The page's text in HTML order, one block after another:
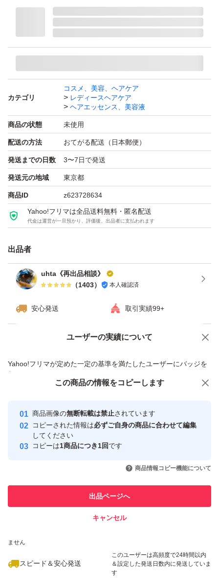
カテゴリ
コスメ、美容、ヘアケア
レディースヘアケア
ヘアエッセンス、美容液
商品の状態 未使用
配送の方法 おてがる配送（日本郵便）
発送までの日数 3〜7日で発送
発送元の地域 東京都
商品ID z623728634
Yahoo!フリマは全品送料無料・匿名配送
代金は運営が一旦預かり、評価後、出品者に支払われます
出品者
uhta《再出品相談》
（1403） 本人確認済
安心発送 取引実績99+
ユーザーの実績について
Yahoo!フリマが定めた一定の基準を満たしたユーザーにバッジを
付与しています
安心取引出品者
心・安全なユーザーです
取引実績
引を完了させた実績があります
での取引実績があります
ません
スピード＆安心発送
このユーザーは高頻度で24時間以内
＆設定した発送日数内に発送していま
す
価格の相談 商品への質問
この商品の情報をコピーします
商品画像の無断転載は禁止されています
コピーされた情報は必ずご自身の商品に合わせて編集
してください
コピーは1商品につき1回です
商品情報コピー機能について
出品ページへ
キャンセル
この商品をみている人にオススメ